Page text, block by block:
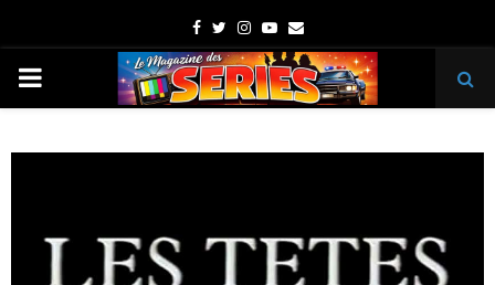
Facebook
TwitterInstagram
Youtube
Email
PRIMARY